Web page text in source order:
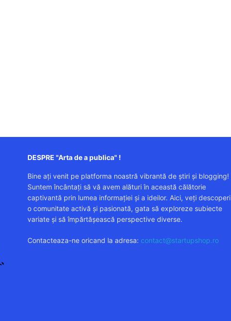
DESPRE "Arta de a publica" !
Bine ați venit pe platforma noastră vibrantă de știri și blogging!
Suntem încântați să vă avem alături în această călătorie
captivantă prin lumea informației și a ideilor. Aici, veți descoperi
o comunitate activă și pasionată, gata să exploreze subiecte
variate și să împărtășească perspective diverse.
Contacteaza-ne oricand la adresa: contact@startupshop.ro